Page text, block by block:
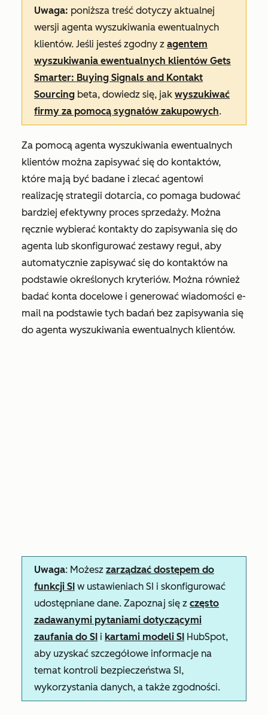
Uwaga: poniższa treść dotyczy aktualnej
wersji agenta wyszukiwania ewentualnych
klientów. Jeśli jesteś zgodny z agentem
wyszukiwania ewentualnych klientów Gets
Smarter: Buying Signals and Kontakt
Sourcing beta, dowiedz się, jak wyszukiwać
firmy za pomocą sygnałów zakupowych.
Za pomocą agenta wyszukiwania ewentualnych
klientów można zapisywać się do kontaktów,
które mają być badane i zlecać agentowi
realizację strategii dotarcia, co pomaga budować
bardziej efektywny proces sprzedaży. Można
ręcznie wybierać kontakty do zapisywania się do
agenta lub skonfigurować zestawy reguł, aby
automatycznie zapisywać się do kontaktów na
podstawie określonych kryteriów. Można również
badać konta docelowe i generować wiadomości e-
mail na podstawie tych badań bez zapisywania się
do agenta wyszukiwania ewentualnych klientów.
Uwaga: Możesz zarządzać dostępem do
funkcji SI w ustawieniach SI i skonfigurować
udostępniane dane. Zapoznaj się z często
zadawanymi pytaniami dotyczącymi
zaufania do SI i kartami modeli SI HubSpot,
aby uzyskać szczegółowe informacje na
temat kontroli bezpieczeństwa SI,
wykorzystania danych, a także zgodności.